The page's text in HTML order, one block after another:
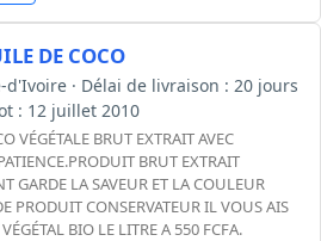
DE COCO
d'Ivoire · Délai de livraison : 20 jours
: 12 juillet 2010
VÉGÉTALE BRUT EXTRAIT AVEC
BRUT EXTRAIT
GARDE LA SAVEUR ET LA COULEUR
PRODUIT CONSERVATEUR IL VOUS AIS
BIO LE LITRE A 550 FCFA.